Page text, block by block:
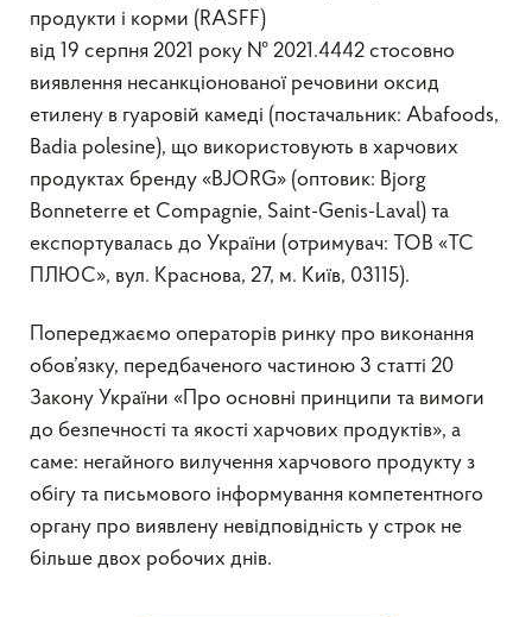
продукти і корми (RASFF)
від 19 серпня 2021 року № 2021.4442 стосовно
виявлення несанкціонованої речовини оксид
етилену в гуаровій камеді (постачальник: Abafoods,
Badia polesine), що використовують в харчових
продуктах бренду «BJORG» (оптовик: Bjorg
Bonneterre et Compagnie, Saint-Genis-Laval) та
експортувалась до України (отримувач: ТОВ «ТС
ПЛЮС», вул. Краснова, 27, м. Київ, 03115).
Попереджаємо операторів ринку про виконання
обов’язку, передбаченого частиною 3 статті 20
Закону України «Про основні принципи та вимоги
до безпечності та якості харчових продуктів», а
саме: негайного вилучення харчового продукту з
обігу та письмового інформування компетентного
органу про виявлену невідповідність у строк не
більше двох робочих днів.